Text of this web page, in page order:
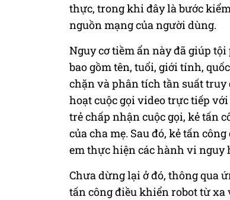
thực, trong khi đây là bước
nguồn mạng của người dùng.
Nguy cơ tiềm ẩn này đã giúp
bao gồm tên, tuổi, giới tính,
chặn và phân tích tần suất
hoạt cuộc gọi video trực tiếp
trẻ chấp nhận cuộc gọi, kẻ tấn
của cha mẹ. Sau đó, kẻ tấn
em thực hiện các hành vi nguy
Chưa dừng lại ở đó, thông qua
tấn công điều khiển robot từ xa